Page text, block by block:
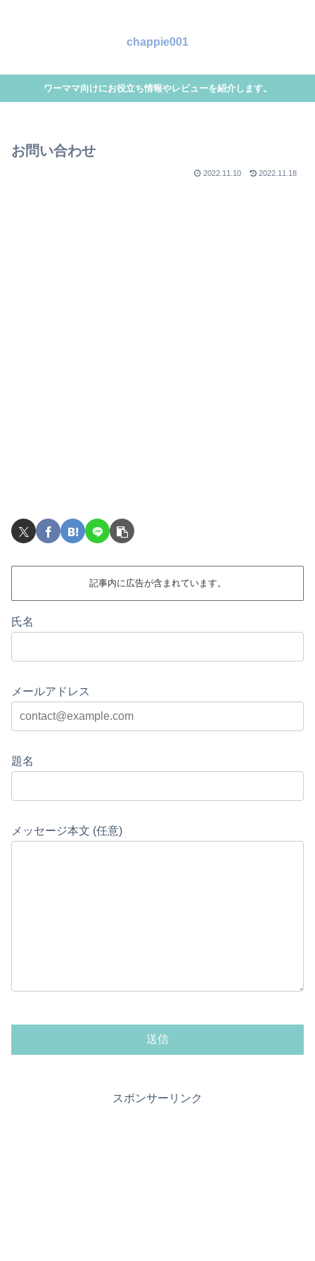
chappie001
ワーママ向けにお役立ち情報やレビューを紹介します。
お問い合わせ
2022.11.10 2022.11.18
記事内に広告が含まれています。
氏名
メールアドレス
題名
メッセージ本文 (任意)
スポンサーリンク